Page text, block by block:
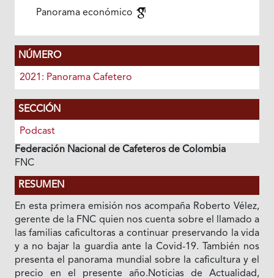
Panorama económico
NÚMERO
2021: Panorama Cafetero
SECCIÓN
Podcast
Federación Nacional de Cafeteros de Colombia
FNC
RESUMEN
En esta primera emisión nos acompaña Roberto Vélez,
gerente de la FNC quien nos cuenta sobre el llamado a
las familias caficultoras a continuar preservando la vida
y a no bajar la guardia ante la Covid-19. También nos
presenta el panorama mundial sobre la caficultura y el
precio en el presente año.Noticias de Actualidad,